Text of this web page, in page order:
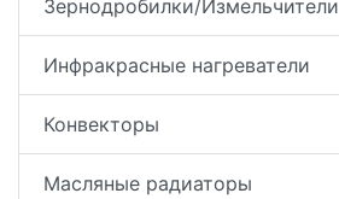
Зернодробилки/Измельчители
Инфракрасные нагреватели
Конвекторы
Масляные радиаторы